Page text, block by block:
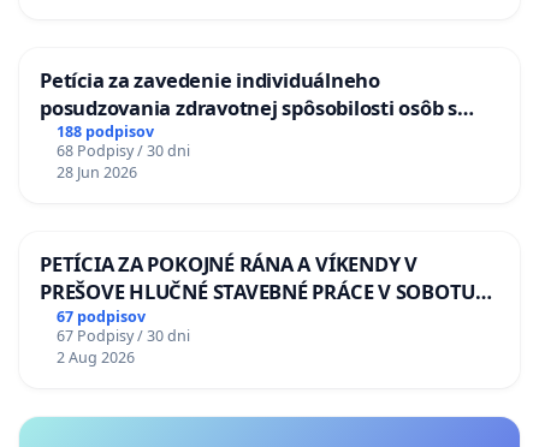
Petícia za zavedenie individuálneho
posudzovania zdravotnej spôsobilosti osôb s
diabetom 1. a 2. typu pri prijímaní do
Policajného zboru SR
188 podpisov
68 Podpisy / 30 dni
28 Jun 2026
PETÍCIA ZA POKOJNÉ RÁNA A VÍKENDY V
PREŠOVE HLUČNÉ STAVEBNÉ PRÁCE V SOBOTU
LEN OD 9.00 DO 13.00 HOD., CEZ PRACOVNÝ
TÝŽDEŇ CIEĽ 8.00 – 18.00 HOD. A PRAVIDELNÁ
KONTROLA STAVBY C-AREA NA
67 podpisov
67 Podpisy / 30 dni
2 Aug 2026